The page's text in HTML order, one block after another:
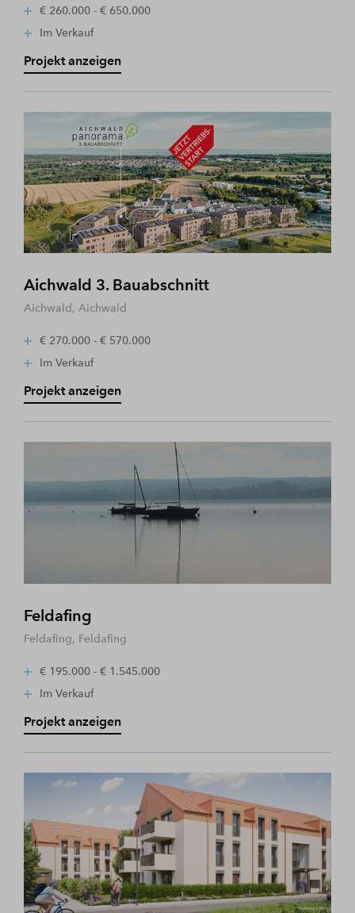
€ 260.000 - € 650.000
Im Verkauf
Projekt anzeigen
Aichwald 3. Bauabschnitt
Aichwald, Aichwald
€ 270.000 - € 570.000
Im Verkauf
Projekt anzeigen
Feldafing
Feldafing, Feldafing
€ 195.000 - € 1.545.000
Im Verkauf
Projekt anzeigen